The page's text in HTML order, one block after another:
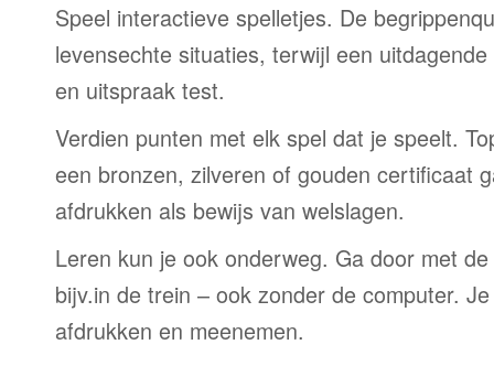
Speel interactieve spelletjes. De
levensechte situaties, terwijl een
en uitspraak test.
Verdien punten met elk spel dat je speelt.
een bronzen, zilveren of gouden certificaat
afdrukken als bewijs van welslagen.
Leren kun je ook onderweg. Ga door met
bijv.in de trein – ook zonder de computer.
afdrukken en meenemen.